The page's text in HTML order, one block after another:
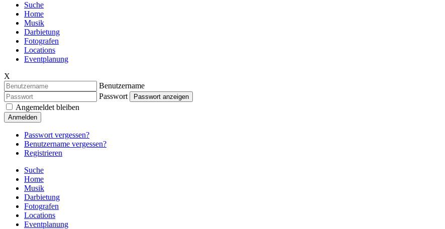
Suche
Home
Musik
Darbietung
Fotografen
Locations
Eventplanung
X
Benutzername
Passwort
Passwort anzeigen
Angemeldet bleiben
Anmelden
Passwort vergessen?
Benutzername vergessen?
Registrieren
Suche
Home
Musik
Darbietung
Fotografen
Locations
Eventplanung